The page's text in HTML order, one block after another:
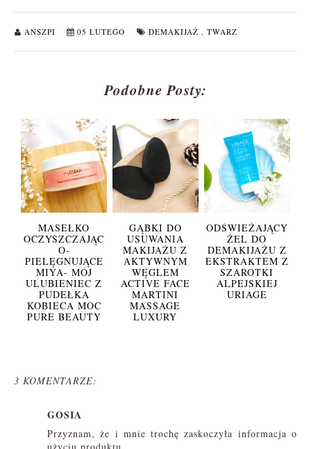
ANSZPI 05 LUTEGO DEMAKIJAŻ TWARZ
Podobne Posty:
MASEŁKO
OCZYSZCZAJĄC
O-
PIELĘGNUJĄCE
MIYA- MÓJ
ULUBIENIEC Z
PUDEŁKA
KOBIECA MOC
PURE BEAUTY
GĄBKI DO
USUWANIA
MAKIJAŻU Z
AKTYWNYM
WĘGLEM
ACTIVE FACE
MARTINI
MASSAGE
LUXURY
ODŚWIEŻAJĄCY
ŻEL DO
DEMAKIJAŻU Z
EKSTRAKTEM Z
SZAROTKI
ALPEJSKIEJ
URIAGE
3 KOMENTARZE:
GOSIA
Przyznam, że i mnie trochę zaskoczyła informacja o
użyciu produktu